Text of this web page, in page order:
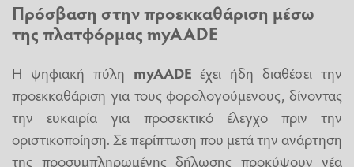
Πρόσβαση στην προεκκαθάριση μέσω
της πλατφόρμας myAADE
Η ψηφιακή πύλη myAADE έχει ήδη διαθέσει την
προεκκαθάριση για τους φορολογούμενους, δίνοντας
την ευκαιρία για προσεκτικό έλεγχο πριν την
οριστικοποίηση. Σε περίπτωση που μετά την ανάρτηση
της προσυμπληρωμένης δήλωσης προκύψουν νέα